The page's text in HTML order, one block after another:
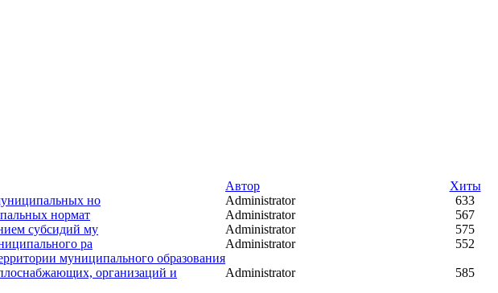
Автор
Хиты
но Administrator
633
нормат Administrator
567
субсидий му Administrator
575
ра Administrator 552
муниципального образования
организаций и
Administrator 585